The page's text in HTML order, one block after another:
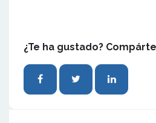
¿Te ha gustado?